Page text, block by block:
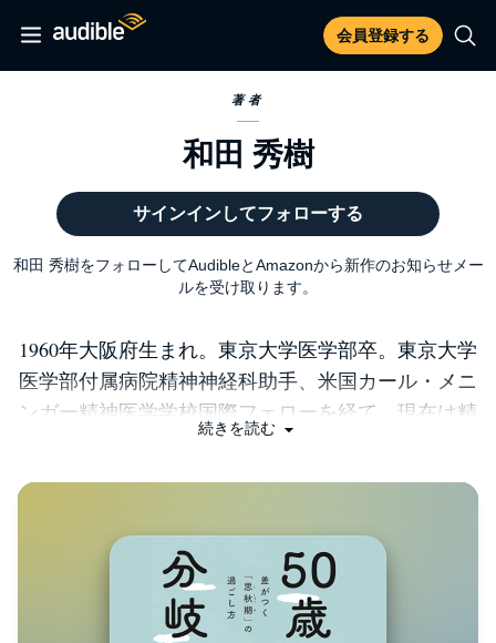
会員登録する
著者
和田 秀樹
サインインしてフォローする
和田 秀樹をフォローしてAudibleとAmazonから新作のお知らせメー
ルを受け取ります。
1960年大阪府生まれ。東京大学医学部卒。東京大学
医学部付属病院精神神経科助手、米国カール・メニ
ンガー精神医学学校国際フェローを経て、現在は精
神 科医。国際医療福祉大学教授。ヒデキ・ワダ・
学院特任教授。川崎幸病院精神科顧問(「BOOK著者
紹介情報」より：本データは『「できる!」と強く
信じればあなたは9割成功している』(ISBN-
10:4860813502)が刊行された当時に掲載されていた
ものです)
続きを読む